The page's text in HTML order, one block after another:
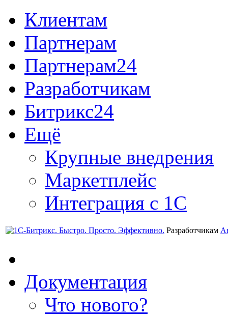
Клиентам
Партнерам
Партнерам24
Разработчикам
Битрикс24
Ещё
Крупные внедрения
Маркетплейс
Интеграция с 1С
Разработчикам
Документация
Что нового?